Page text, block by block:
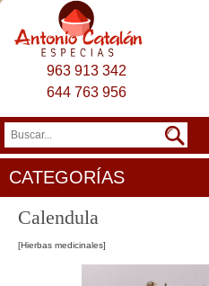
963 913 342
644 763 956
CATEGORÍAS
Calendula
[Hierbas medicinales]